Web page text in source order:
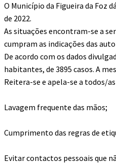
O Município da Figueira da Foz
de 2022.
As situações encontram-se a
cumpram as indicações das
De acordo com os dados
habitantes, de 3895 casos. A
Reitera-se e apela-se a todos/
Lavagem frequente das mãos;
Cumprimento das regras de
Evitar contactos pessoais que